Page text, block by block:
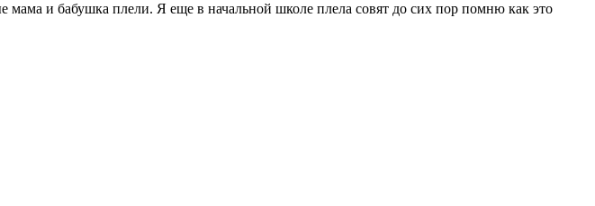
и бабушка плели. Я еще в начальной школе плела совят до сих пор помню как это